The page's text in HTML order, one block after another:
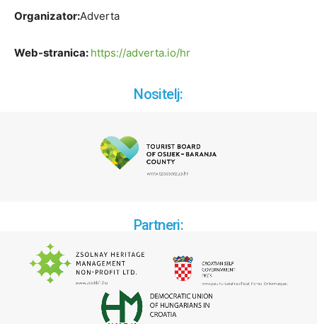
Organizator:Adverta
Web-stranica: https://adverta.io/hr
Nositelj:
Partneri: